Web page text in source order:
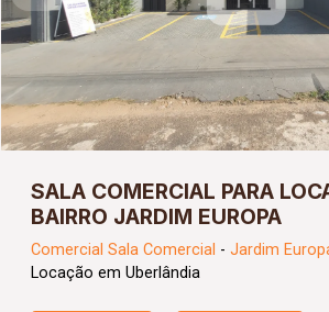
SALA COMERCIAL PARA
BAIRRO JARDIM EUROPA
Comercial Sala Comercial - Jardim
Locação em Uberlândia